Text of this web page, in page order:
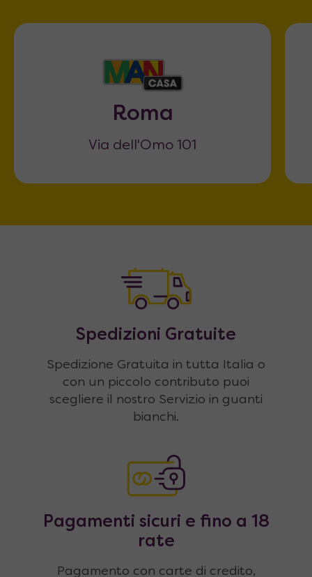
Roma
Via dell'Omo 101
Spedizioni Gratuite
Spedizione Gratuita in tutta Italia o
con un piccolo contributo puoi
scegliere il nostro Servizio in guanti
bianchi.
Pagamenti sicuri e fino a 18
rate
Pagamento con carte di credito,